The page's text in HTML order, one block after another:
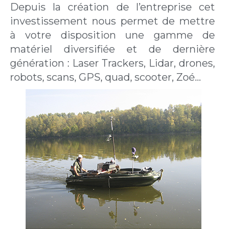
Depuis la création de l’entreprise cet
investissement nous permet de mettre
à votre disposition une gamme de
matériel diversifiée et de dernière
génération : Laser Trackers, Lidar, drones,
robots, scans, GPS, quad, scooter, Zoé…